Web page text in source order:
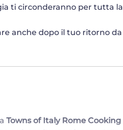
ti circonderanno per tutta la
anche dopo il tuo ritorno da
Towns of Italy Rome Cooking